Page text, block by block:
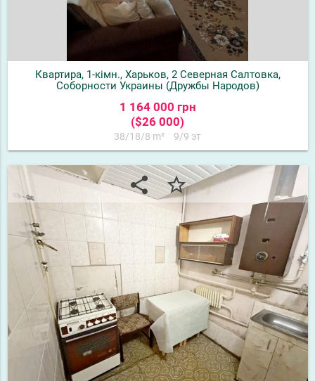
Квартира, 1-кімн., Харьков, 2 Северная Салтовка,
Соборности Украины (Дружбы Народов)
1 164 000 грн
($26 000)
38/18/8 m² 9/9 эт
share star_border